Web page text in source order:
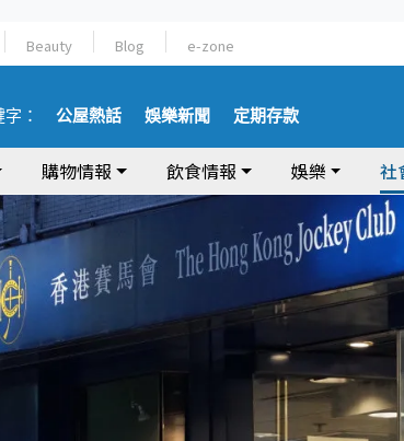
Beauty Blog e-zone
： 公屋熱話 娛樂新聞 定期存款
購物情報 飲食情報 娛樂 社